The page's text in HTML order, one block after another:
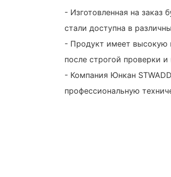
- Изготовленная на
стали доступна в
- Продукт имеет высокую
после строгой проверки
- Компания Юнкан
профессиональную